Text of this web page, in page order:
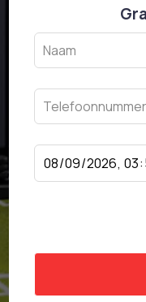
Leave
this
field
blank